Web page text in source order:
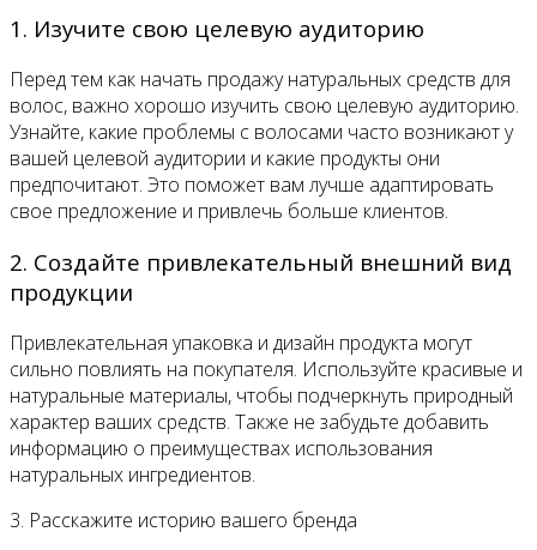
1. Изучите свою целевую аудиторию
Перед тем как начать продажу натуральных средств для
волос, важно хорошо изучить свою целевую аудиторию.
Узнайте, какие проблемы с волосами часто возникают у
вашей целевой аудитории и какие продукты они
предпочитают. Это поможет вам лучше адаптировать
свое предложение и привлечь больше клиентов.
2. Создайте привлекательный внешний вид
продукции
Привлекательная упаковка и дизайн продукта могут
сильно повлиять на покупателя. Используйте красивые и
натуральные материалы, чтобы подчеркнуть природный
характер ваших средств. Также не забудьте добавить
информацию о преимуществах использования
натуральных ингредиентов.
3. Расскажите историю вашего бренда